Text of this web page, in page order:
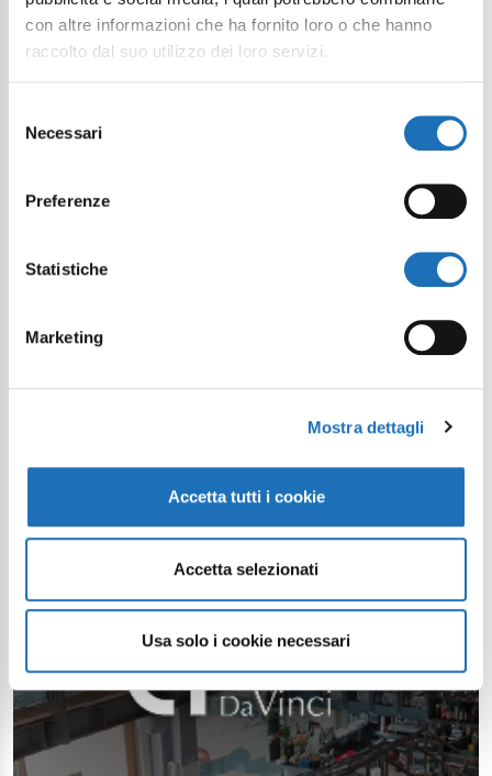
con altre informazioni che ha fornito loro o che hanno
raccolto dal suo utilizzo dei loro servizi.
delNecessari
Preferenze
Statistiche
Marketing
Mostra dettagli
Accetta tutti i cookie
Accetta selezionati
Usa solo i cookie necessari
Continua a esplorare